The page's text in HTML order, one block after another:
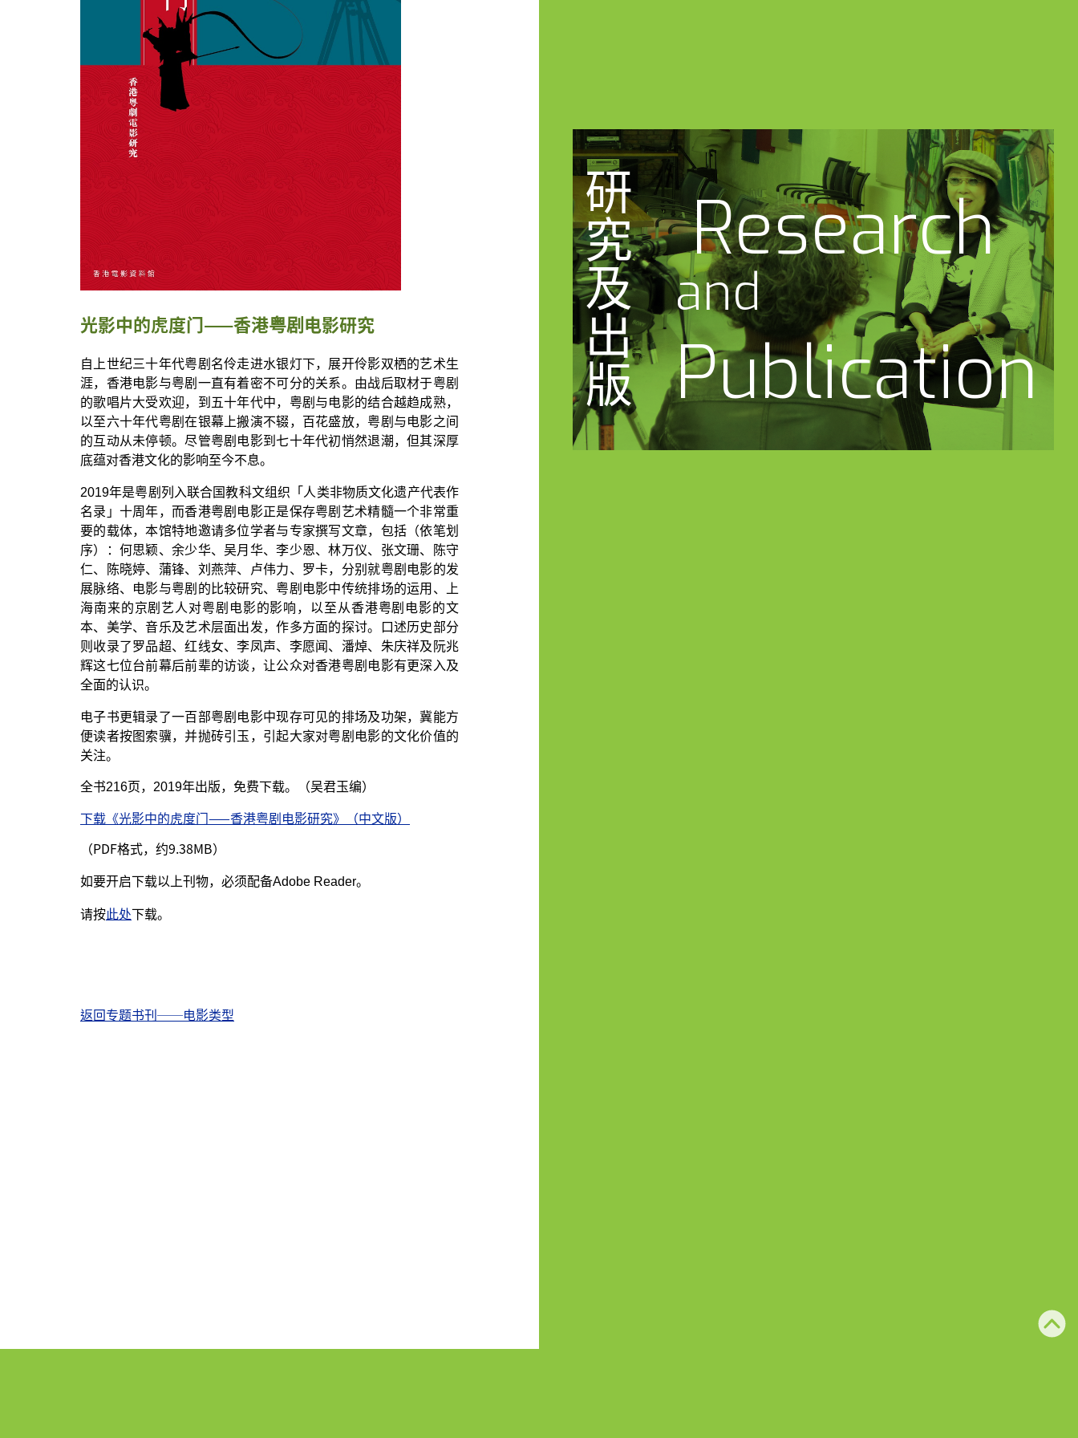
研
究
及
出
版
Research
and
Publication
光影中的虎度门——香港粤剧电影研究
自上世纪三十年代粤剧名伶走进水银灯下，展开伶影双栖的艺术生
涯，香港电影与粤剧一直有着密不可分的关系。由战后取材于粤剧
的歌唱片大受欢迎，到五十年代中，粤剧与电影的结合越趋成熟，
以至六十年代粤剧在银幕上搬演不辍，百花盛放，粤剧与电影之间
的互动从未停顿。尽管粤剧电影到七十年代初悄然退潮，但其深厚
底蕴对香港文化的影响至今不息。
2019年是粤剧列入联合国教科文组织 「人类非物质文化遗产代表作
名录 」 十周年，而香港粤剧电影正是保存粤剧艺术精髓一个非常重
要的载体，本馆特地邀请多位学者与专家撰写文章，包括（依笔划
序）：何思颖、余少华、吴月华、李少恩、林万仪、张文珊、陈守
仁、陈晓婷、蒲锋、刘燕萍、卢伟力、罗卡，分别就粤剧电影的发
展脉络、电影与粤剧的比较研究、粤剧电影中传统排场的运用、上
海南来的京剧艺人对粤剧电影的影响，以至从香港粤剧电影的文
本、美学、音乐及艺术层面出发，作多方面的探讨。口述历史部分
则收录了罗品超、红线女、李凤声、李愿闻、潘焯、朱庆祥及阮兆
辉这七位台前幕后前辈的访谈，让公众对香港粤剧电影有更深入及
全面的认识。
电子书更辑录了一百部粤剧电影中现存可见的排场及功架，冀能方
便读者按图索骥，并抛砖引玉，引起大家对粤剧电影的文化价值的
关注。
全书216页， 2019年出版，免费下载。（吴君玉编）
下载《光影中的虎度门——香港粤剧电影研究》（中文版）
（PDF格式，约9.38MB）
如要开启下载以上刊物，必须配备Adobe Reader。
请按此处下载。
返回专题书刊──电影类型